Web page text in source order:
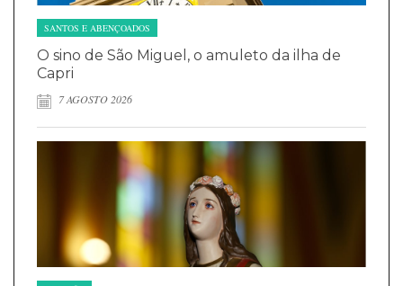
SANTOS E ABENÇOADOS
O sino de São Miguel, o amuleto da ilha de
Capri
7 AGOSTO 2026